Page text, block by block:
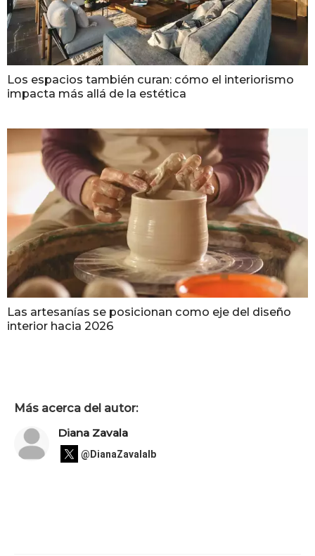
Los espacios también curan: cómo el interiorismo
impacta más allá de la estética
Las artesanías se posicionan como eje del diseño
interior hacia 2026
Más acerca del autor:
Diana Zavala
@DianaZavalaIb